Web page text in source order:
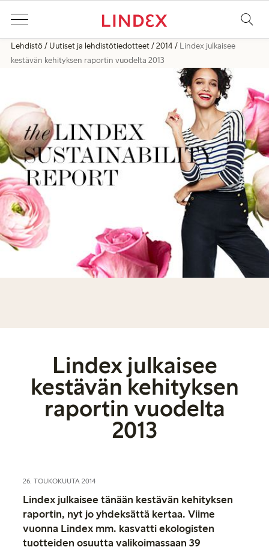
Lehdistö Uutiset ja lehdistötiedotteet 2014
Lindex julkaisee
kestävän kehityksen raportin vuodelta 2013
Lindex julkaisee
kestävän kehityksen
raportin vuodelta
2013
26. TOUKOKUUTA 2014
Lindex julkaisee tänään kestävän kehityksen
raportin, nyt jo yhdeksättä kertaa. Viime
vuonna Lindex mm. kasvatti ekologisten
tuotteiden osuutta valikoimassaan 39